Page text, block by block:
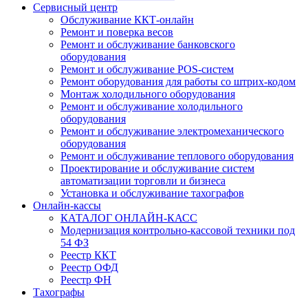
Сервисный центр
Обслуживание ККТ-онлайн
Ремонт и поверка весов
Ремонт и обслуживание банковского
оборудования
Ремонт и обслуживание POS-систем
Ремонт оборудования для работы со штрих-кодом
Монтаж холодильного оборудования
Ремонт и обслуживание холодильного
оборудования
Ремонт и обслуживание электромеханического
оборудования
Ремонт и обслуживание теплового оборудования
Проектирование и обслуживание систем
автоматизации торговли и бизнеса
Установка и обслуживание тахографов
Онлайн-кассы
КАТАЛОГ ОНЛАЙН-КАСС
Модернизация контрольно-кассовой техники под
54 ФЗ
Реестр ККТ
Реестр ОФД
Реестр ФН
Тахографы